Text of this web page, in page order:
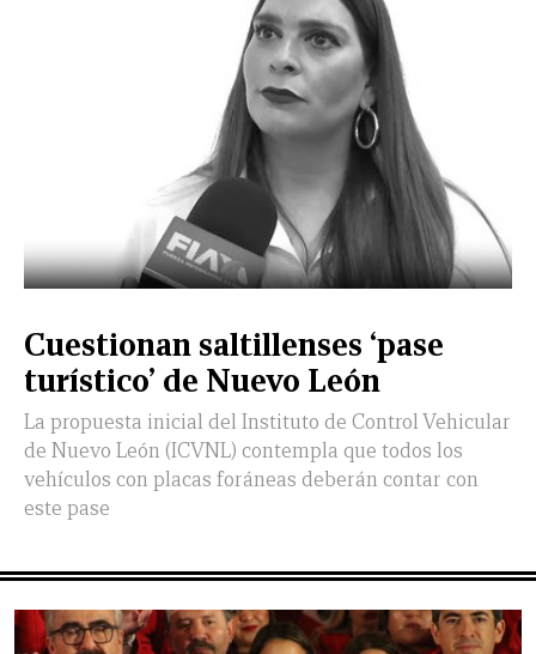
X
LEÓN
DE
VIDA
Cuestionan saltillenses ‘pase
turístico’ de Nuevo León
La propuesta inicial del Instituto de Control Vehicular
de Nuevo León (ICVNL) contempla que todos los
vehículos con placas foráneas deberán contar con
este pase